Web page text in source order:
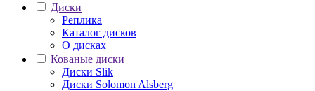
Диски
Реплика
Каталог дисков
О дисках
Кованые диски
Диски Slik
Диски Solomon Alsberg